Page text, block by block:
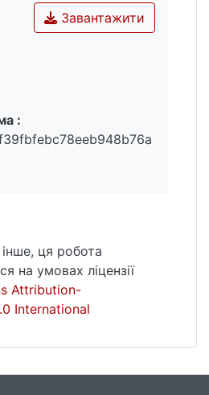
Завантажити
:
ця робота
на умовах ліцензії
Attribution-
International